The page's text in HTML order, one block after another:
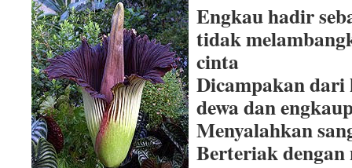
Engkau hadir
tidak
cinta
Dicampakan dari
dewa dan
Menyalahkan
Berteriak